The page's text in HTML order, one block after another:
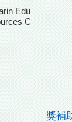
Edu
C
獎補